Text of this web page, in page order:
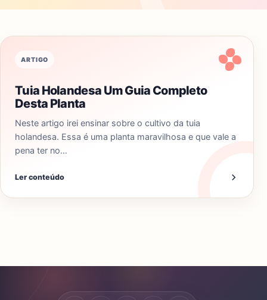
ARTIGO
Tuia Holandesa Um Guia Completo
Desta Planta
Neste artigo irei ensinar sobre o cultivo da tuia
holandesa. Essa é uma planta maravilhosa e que vale a
pena ter no…
Ler conteúdo